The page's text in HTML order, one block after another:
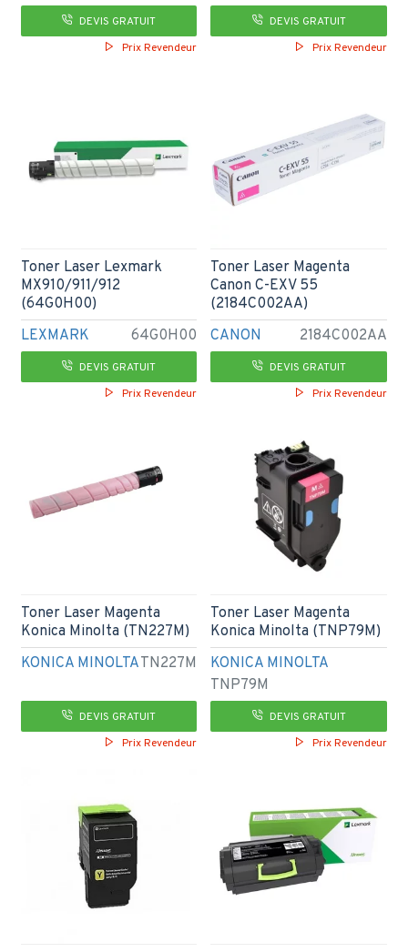
DEVIS GRATUIT
Prix Revendeur
DEVIS GRATUIT
Prix Revendeur
LEXMARK 64G0H00
Toner Laser Lexmark
MX910/911/912
(64G0H00)
DEVIS GRATUIT
Prix Revendeur
CANON 2184C002AA
Toner Laser Magenta
Canon C-EXV 55
(2184C002AA)
DEVIS GRATUIT
Prix Revendeur
KONICA MINOLTATN227M
Toner Laser Magenta
Konica Minolta (TN227M)
DEVIS GRATUIT
Prix Revendeur
KONICA MINOLTA
TNP79M
Toner Laser Magenta
Konica Minolta (TNP79M)
DEVIS GRATUIT
Prix Revendeur